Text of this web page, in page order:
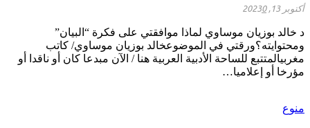
أكتوبر 13, 2023 0
د خالد بوزيان موساوي لماذا موافقتي على فكرة “البيان”
ومحتوايته؟ورقتي في الموضوعخالد بوزيان موساوي/ كاتب
مغربيالمتتبع للساحة الأدبية العربية هنا / الآن مبدعا كان أو ناقدا أو
مؤرخا أو إعلاميا…
منوع